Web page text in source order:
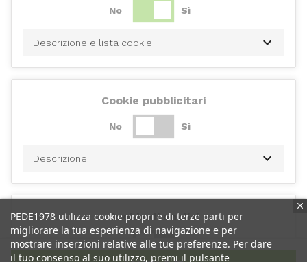
PEDE1978 utilizza cookie propri e di terze parti per
migliorare la tua esperienza di navigazione e per
mostrare inserzioni relative alle tue preferenze. Per dare
il tuo consenso al suo utilizzo, premi il pulsante
No Sì
Descrizione e lista cookie
Cookie pubblicitari
No Sì
Descrizione
Cookie di analisi
No Sì